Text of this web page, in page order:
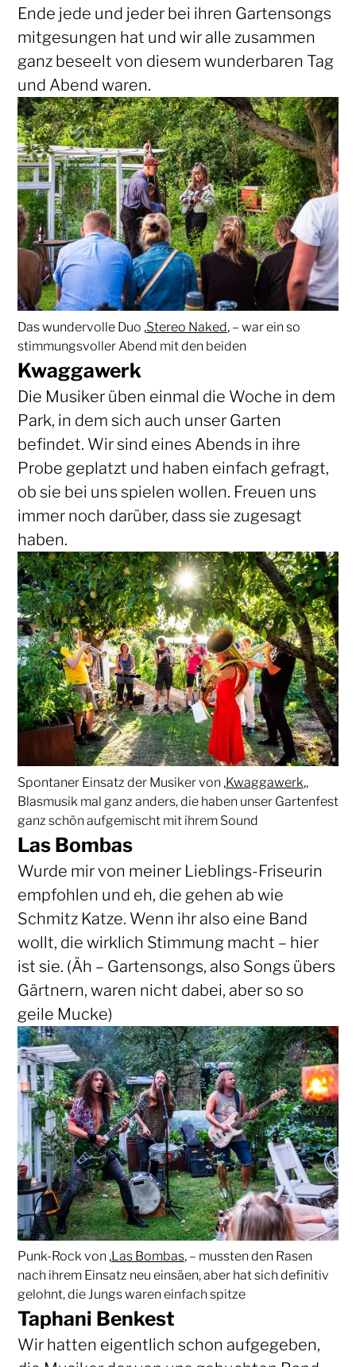
Ende jede und jeder bei ihren Gartensongs
mitgesungen hat und wir alle zusammen
ganz beseelt von diesem wunderbaren Tag
und Abend waren.
Das wundervolle Duo ‚Stereo Naked‚ – war ein so
stimmungsvoller Abend mit den beiden
Kwaggawerk
Die Musiker üben einmal die Woche in dem
Park, in dem sich auch unser Garten
befindet. Wir sind eines Abends in ihre
Probe geplatzt und haben einfach gefragt,
ob sie bei uns spielen wollen. Freuen uns
immer noch darüber, dass sie zugesagt
haben.
Spontaner Einsatz der Musiker von ‚Kwaggawerk‚,
Blasmusik mal ganz anders, die haben unser Gartenfest
ganz schön aufgemischt mit ihrem Sound
Las Bombas
Wurde mir von meiner Lieblings-Friseurin
empfohlen und eh, die gehen ab wie
Schmitz Katze. Wenn ihr also eine Band
wollt, die wirklich Stimmung macht – hier
ist sie. (Äh – Gartensongs, also Songs übers
Gärtnern, waren nicht dabei, aber so so
geile Mucke)
Punk-Rock von ‚Las Bombas‚ – mussten den Rasen
nach ihrem Einsatz neu einsäen, aber hat sich definitiv
gelohnt, die Jungs waren einfach spitze
Taphani Benkest
Wir hatten eigentlich schon aufgegeben,